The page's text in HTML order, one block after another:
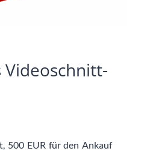
500 EUR für den Ankauf